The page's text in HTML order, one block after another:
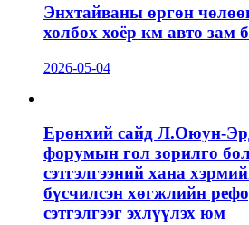
Энхтайваны өргөн
холбох хоёр км авто зам
2026-05-04
Ерөнхий сайд Л.Оюун-
форумын гол зорилго
сэтгэлгээний хана
бүсчилсэн хөгжлийн
сэтгэлгээг эхлүүлэх юм